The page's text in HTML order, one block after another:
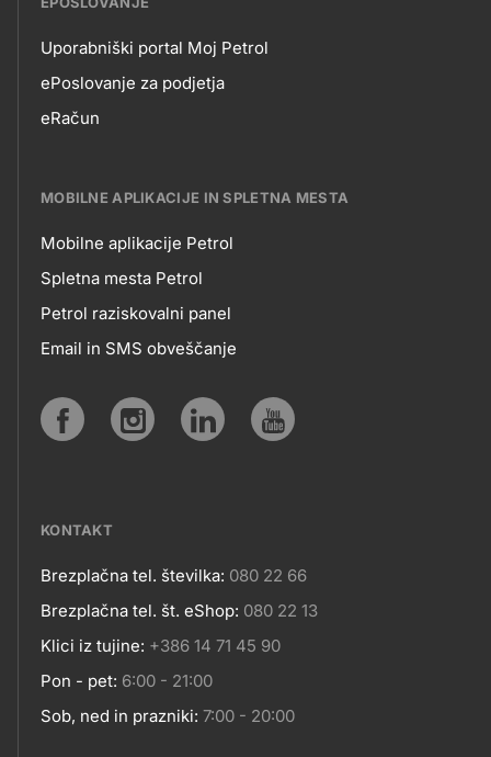
EPOSLOVANJE
Uporabniški portal Moj Petrol
ePoslovanje za podjetja
eRačun
MOBILNE APLIKACIJE IN SPLETNA MESTA
MOBILNE
APLIKACIJE
SPLETNA
Mobilne aplikacije Petrol
Spletna mesta Petrol
Petrol raziskovalni panel
Email in SMS obveščanje
KONTAKT
Kontakt
Brezplačna tel. številka: 080 22 66
Brezplačna tel. št. eShop: 080 22 13
Klici iz tujine: +386 14 71 45 90
Pon - pet: 6:00 - 21:00
Sob, ned in prazniki: 7:00 - 20:00